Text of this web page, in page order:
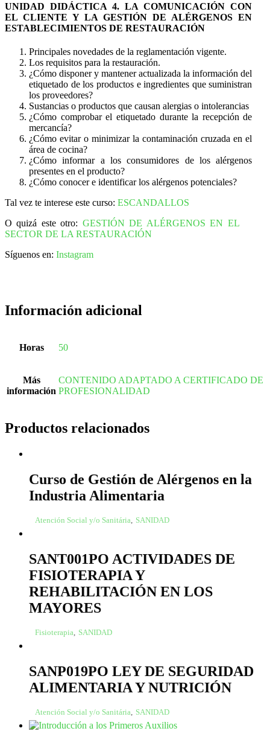
UNIDAD DIDÁCTICA 4. LA COMUNICACIÓN CON
EL CLIENTE Y LA GESTIÓN DE ALÉRGENOS EN
ESTABLECIMIENTOS DE RESTAURACIÓN
Principales novedades de la reglamentación vigente.
Los requisitos para la restauración.
¿Cómo disponer y mantener actualizada la información del
etiquetado de los productos e ingredientes que suministran
los proveedores?
Sustancias o productos que causan alergias o intolerancias
¿Cómo comprobar el etiquetado durante la recepción de
mercancía?
¿Cómo evitar o minimizar la contaminación cruzada en el
área de cocina?
¿Cómo informar a los consumidores de los alérgenos
presentes en el producto?
¿Cómo conocer e identificar los alérgenos potenciales?
Tal vez te interese este curso: ESCANDALLOS
O quizá este otro: GESTIÓN DE ALÉRGENOS EN EL
SECTOR DE LA RESTAURACIÓN
Síguenos en: Instagram
Información adicional
Horas 50
Más
información
CONTENIDO ADAPTADO A CERTIFICADO DE
PROFESIONALIDAD
Productos relacionados
Curso de Gestión de Alérgenos en la
Industria Alimentaria
Atención Social y/o Sanitária, SANIDAD
SANT001PO ACTIVIDADES DE
FISIOTERAPIA Y
REHABILITACIÓN EN LOS
MAYORES
Fisioterapia SANIDAD
SANP019PO LEY DE SEGURIDAD
ALIMENTARIA Y NUTRICIÓN
Atención Social y/o Sanitária SANIDAD